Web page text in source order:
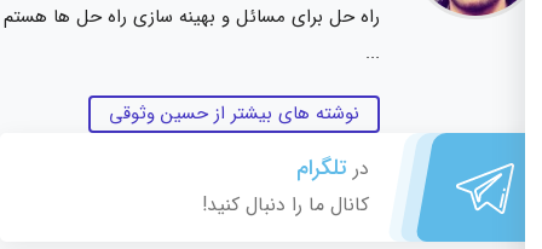
راه حل برای مسائل و بهینه سازی راه حل ها هستم
نوشته های بیشتر از حسین وثوقی
درتلگرام
کانال ما را دنبال کنید!